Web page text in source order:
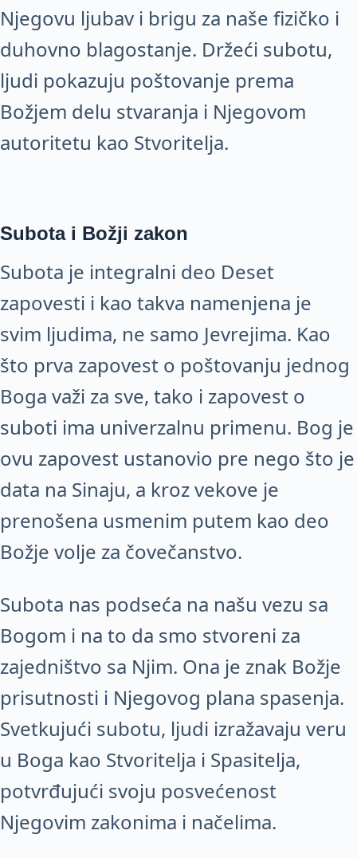
Njegovu ljubav i brigu za naše fizičko i
duhovno blagostanje. Držeći subotu,
ljudi pokazuju poštovanje prema
Božjem delu stvaranja i Njegovom
autoritetu kao Stvoritelja.
Subota i Božji zakon
Subota je integralni deo Deset
zapovesti i kao takva namenjena je
svim ljudima, ne samo Jevrejima. Kao
što prva zapovest o poštovanju jednog
Boga važi za sve, tako i zapovest o
suboti ima univerzalnu primenu. Bog je
ovu zapovest ustanovio pre nego što je
data na Sinaju, a kroz vekove je
prenošena usmenim putem kao deo
Božje volje za čovečanstvo.
Subota nas podseća na našu vezu sa
Bogom i na to da smo stvoreni za
zajedništvo sa Njim. Ona je znak Božje
prisutnosti i Njegovog plana spasenja.
Svetkujući subotu, ljudi izražavaju veru
u Boga kao Stvoritelja i Spasitelja,
potvrđujući svoju posvećenost
Njegovim zakonima i načelima.